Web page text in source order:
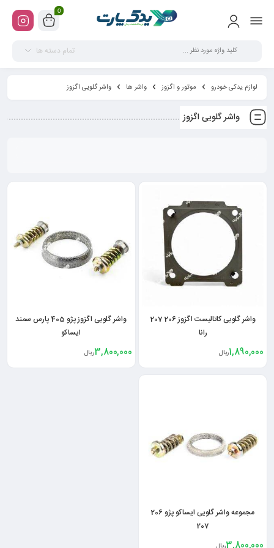
0
تمام دسته ها
لوازم یدکی خودرو موتور و اگزوز واشر ها واشر گلویی اگزوز
واشر گلویی اگزوز
واشر گلویی کاتالیست اگزوز 206 207
رانا
1,890,000ریال
واشر گلویی اگزوز پژو 405 پارس سمند
ایساکو
3,800,000ریال
مجموعه واشر گلویی ایساکو پژو 206
207
ریال